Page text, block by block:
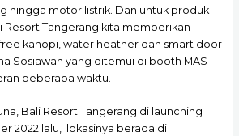
hingga motor listrik. Dan untuk produk
Resort Tangerang kita memberikan
kanopi, water heather dan smart door
Sosiawan yang ditemui di booth MAS
beberapa waktu.
Bali Resort Tangerang di launching
2022 lalu, lokasinya berada di